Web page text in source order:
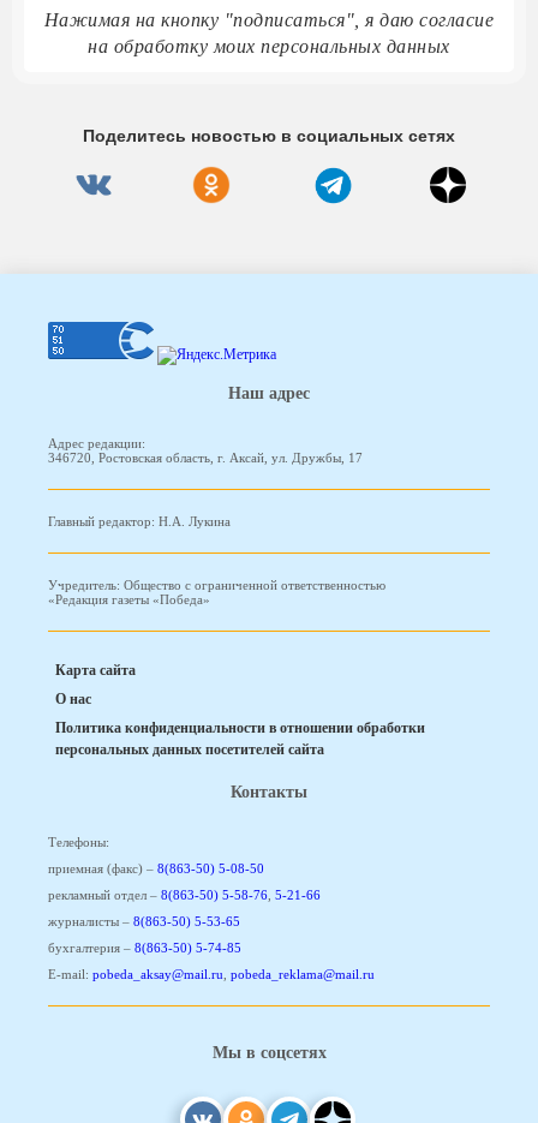
Нажимая на кнопку "подписаться", я даю согласие
на обработку моих персональных данных
Поделитесь новостью в социальных сетях
Наш адрес
Адрес редакции:
346720, Ростовская область, г. Аксай, ул. Дружбы, 17
Главный редактор: Н.А. Лукина
Учредитель: Общество с ограниченной ответственностью
«Редакция газеты «Победа»
Карта сайта
О нас
Политика конфиденциальности в отношении обработки
персональных данных посетителей сайта
Контакты
Телефоны:
приемная (факс) – 8(863-50) 5-08-50
рекламный отдел – 8(863-50) 5-58-76, 5-21-66
журналисты – 8(863-50) 5-53-65
бухгалтерия – 8(863-50) 5-74-85
E-mail: pobeda_aksay@mail.ru, pobeda_reklama@mail.ru
Мы в соцсетях